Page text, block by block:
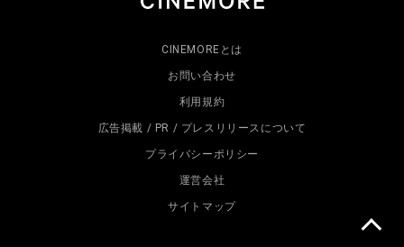
CINEMOREとは
お問い合わせ
利用規約
広告掲載 / PR / プレスリリースについて
プライバシーポリシー
運営会社
サイトマップ